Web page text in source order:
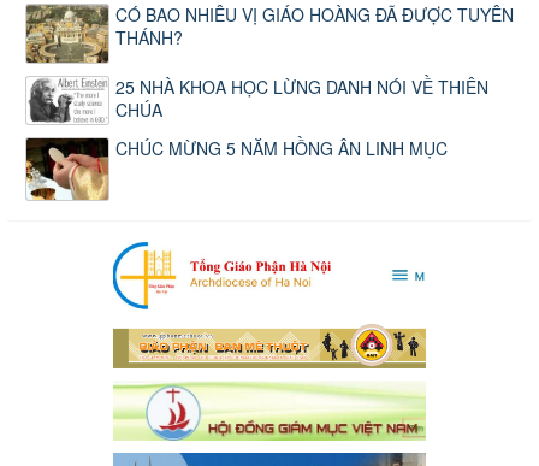
CÓ BAO NHIÊU VỊ GIÁO HOÀNG ĐÃ ĐƯỢC TUYÊN
THÁNH?
25 NHÀ KHOA HỌC LỪNG DANH NÓI VỀ THIÊN
CHÚA
CHÚC MỪNG 5 NĂM HỒNG ÂN LINH MỤC